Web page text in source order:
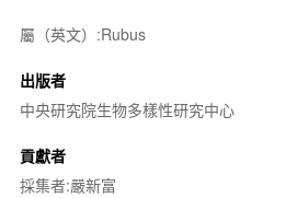
屬（英文）:Rubus
出版者
中央研究院生物多樣性研究中心
貢獻者
採集者:嚴新富